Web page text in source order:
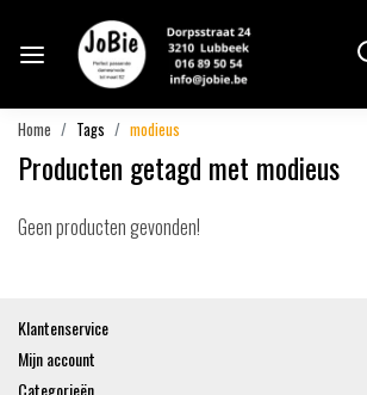
Home Tags modieus
Producten getagd met modieus
Geen producten gevonden!
Klantenservice
Mijn account
Categorieën